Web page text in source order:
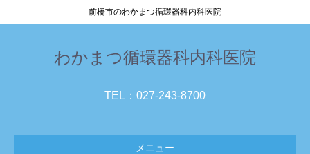
前橋市のわかまつ循環器科内科医院
わかまつ循環器科内科医院
TEL：027-243-8700
メニュー